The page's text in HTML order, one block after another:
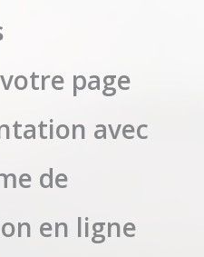
page
avec
de
en ligne